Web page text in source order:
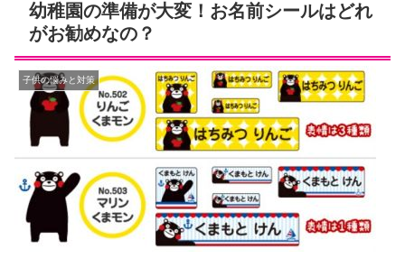
幼稚園の準備が大変！お名前シールはどれ
がお勧めなの？
子供の悩みと対策